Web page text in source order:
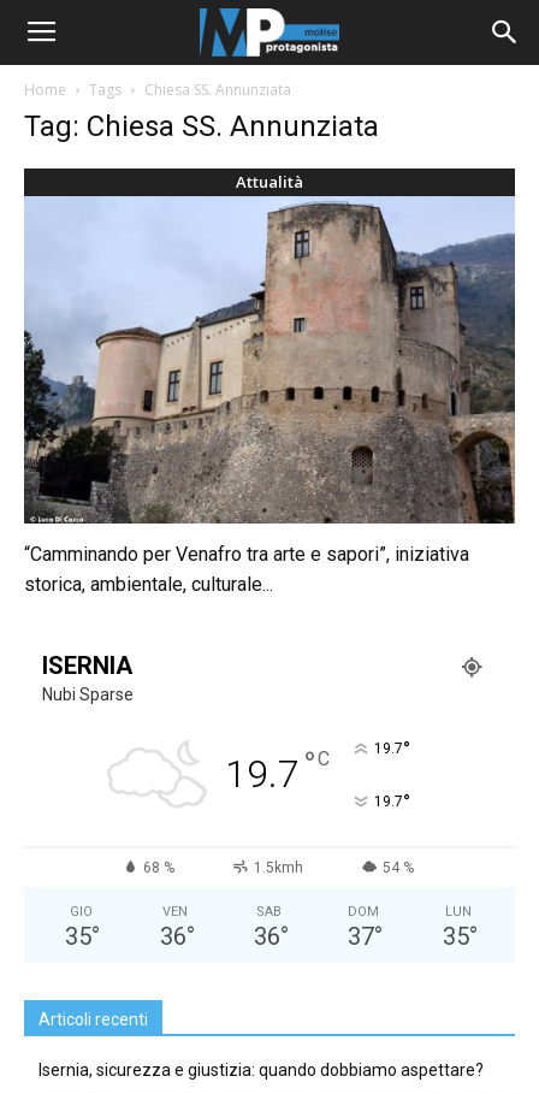
Home Tags Chiesa SS. Annunziata
Tag: Chiesa SS. Annunziata
Attualità
“Camminando per Venafro tra arte e sapori”, iniziativa
storica, ambientale, culturale...
ISERNIA
Nubi Sparse
19.7 °C 19.7°
19.7°
68 % 1.5kmh 54 %
GIO
35°
VEN
36°
SAB
36°
DOM
37°
LUN
35°
Articoli recenti
Isernia, sicurezza e giustizia: quando dobbiamo aspettare?